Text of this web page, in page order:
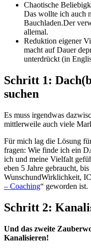
Chaotische
Das wollte ich auch
Bauchladen.Der
allemal.
Reduktion eigener
macht auf Dauer
unterdrückt (in
Schritt 1:
suchen
Es muss irgendwas
mittlerweile auch viele
Für mich lag die Lösung
fragen: Wie finde ich ein
ich und meine Vielfalt
eben 5 Jahre gebraucht,
WunschundWirklichkeit,
– Coaching“ geworden ist.
Schritt 2:
Und das zweite
Kanalisieren!